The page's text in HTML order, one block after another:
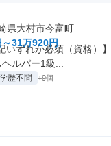
県大村市今富町
31万920円
いずれか必須（資格）
ルパー1級...
学歴不問 +9個